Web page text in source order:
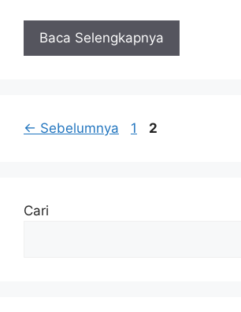
Baca Selengkapnya
← Sebelumnya Halaman
1 Halaman
2
Cari